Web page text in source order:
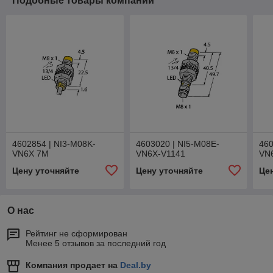
4602854 | NI3-M08K-
VN6X 7M
Цену уточняйте
4603020 | NI5-M08E-
VN6X-V1141
Цену уточняйте
О нас
Рейтинг не сформирован
Менее 5 отзывов за последний год
Компания продает на Deal.by